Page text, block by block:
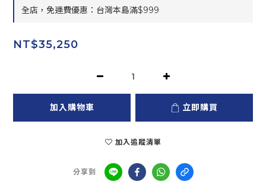
全店，免運費優惠：台灣本島滿$999
NT$35,250
加入購物車 立即購買
加入追蹤清單
分享到